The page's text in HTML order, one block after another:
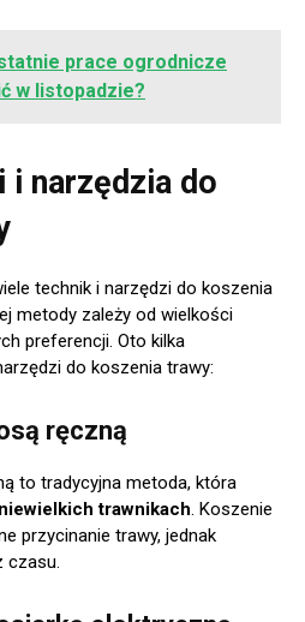
prace ogrodnicze
w listopadzie?
i narzędzia do
technik i narzędzi do koszenia
metody zależy od wielkości
preferencji. Oto kilka
do koszenia trawy:
ręczną
to tradycyjna metoda, która
trawnikach. Koszenie
przycinanie trawy, jednak
czasu.